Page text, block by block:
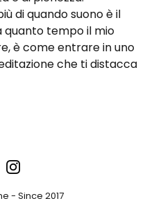
di quando suono è il
quanto tempo il mio
è come entrare in uno
che ti distacca
- Since 2017